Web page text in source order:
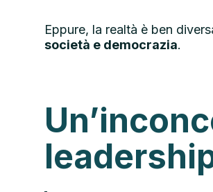
Eppure, la realtà è ben
società e democrazia.